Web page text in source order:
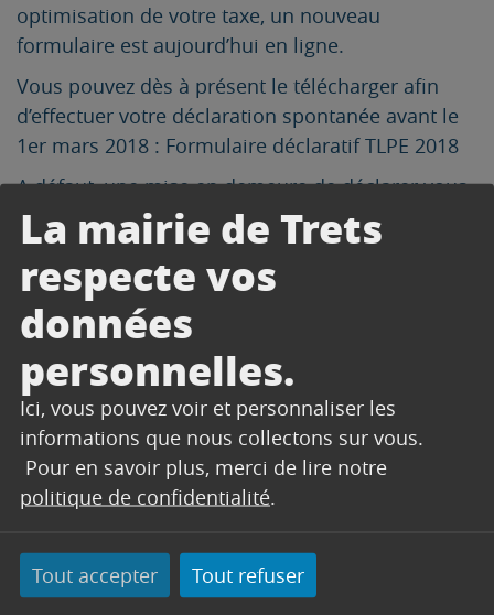
La mairie de Trets
respecte vos
données
personnelles.
Ici, vous pouvez voir et personnaliser les
informations que nous collectons sur vous.
Pour en savoir plus, merci de lire notre
politique de confidentialité.
Tout accepter Tout refuser
optimisation de votre taxe, un nouveau
formulaire est aujourd’hui en ligne.
Vous pouvez dès à présent le télécharger afin
d’effectuer votre déclaration spontanée avant le
1er mars 2018 : Formulaire déclaratif TLPE 2018
A défaut, une mise en demeure de déclarer vous
sera envoyée conformément à la procédure déjà
mise en place en 2017.
Délibération TLPE 29/06/2016
Délibération TLPE 12/04/2017
TOUTES LES RÉPONSES AUX
QUESTIONS QUE VOUS VOUS
POSEZ SUR LA TAXE LOCALE DE
PUBLICITÉ EXTÉRIEURE
Les supports soumis à la taxe
La tarification
Le recouvrement